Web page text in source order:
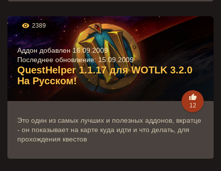
 2389
Аддон добавлен 16.09.2009
Последнее обновление:15.09.2009
QuestHelper 1.1.17 для WOTLK 3.2.0
На Русском!

12
Это один из самых лучших и полезных аддонов, вкратце
- он показывает на карте куда идти и что делать, для
прохождения квестов